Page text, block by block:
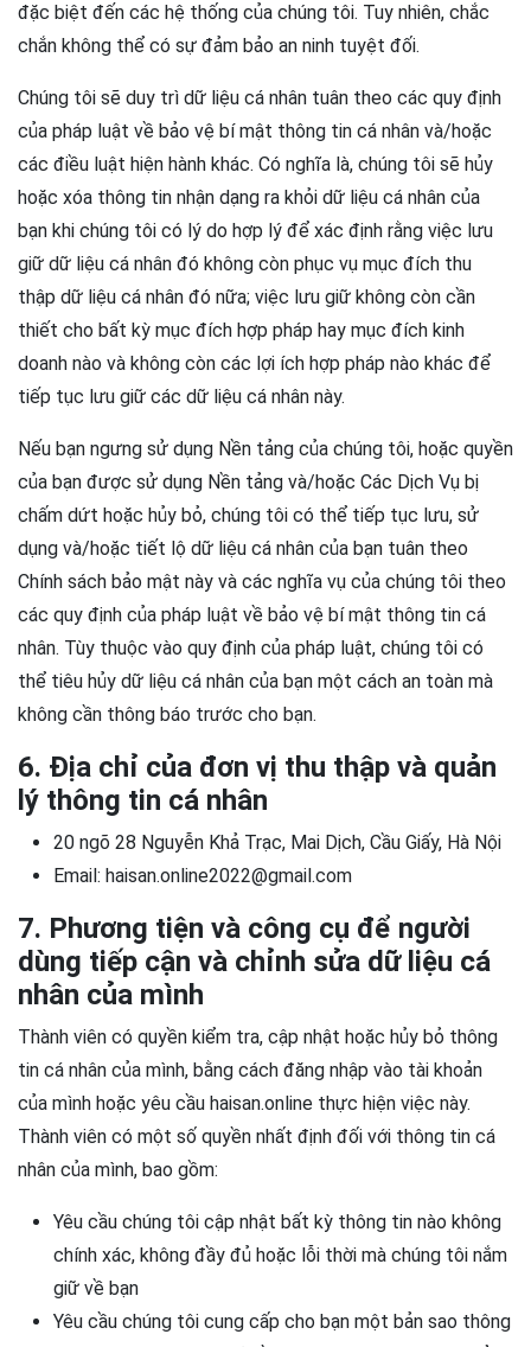
đặc biệt đến các hệ thống của chúng tôi. Tuy nhiên, chắc
chắn không thể có sự đảm bảo an ninh tuyệt đối.
Chúng tôi sẽ duy trì dữ liệu cá nhân tuân theo các quy định
của pháp luật về bảo vệ bí mật thông tin cá nhân và/hoặc
các điều luật hiện hành khác. Có nghĩa là, chúng tôi sẽ hủy
hoặc xóa thông tin nhận dạng ra khỏi dữ liệu cá nhân của
bạn khi chúng tôi có lý do hợp lý để xác định rằng việc lưu
giữ dữ liệu cá nhân đó không còn phục vụ mục đích thu
thập dữ liệu cá nhân đó nữa; việc lưu giữ không còn cần
thiết cho bất kỳ mục đích hợp pháp hay mục đích kinh
doanh nào và không còn các lợi ích hợp pháp nào khác để
tiếp tục lưu giữ các dữ liệu cá nhân này.
Nếu bạn ngưng sử dụng Nền tảng của chúng tôi, hoặc quyền
của bạn được sử dụng Nền tảng và/hoặc Các Dịch Vụ bị
chấm dứt hoặc hủy bỏ, chúng tôi có thể tiếp tục lưu, sử
dụng và/hoặc tiết lộ dữ liệu cá nhân của bạn tuân theo
Chính sách bảo mật này và các nghĩa vụ của chúng tôi theo
các quy định của pháp luật về bảo vệ bí mật thông tin cá
nhân. Tùy thuộc vào quy định của pháp luật, chúng tôi có
thể tiêu hủy dữ liệu cá nhân của bạn một cách an toàn mà
không cần thông báo trước cho bạn.
6. Địa chỉ của đơn vị thu thập và quản
lý thông tin cá nhân
20 ngõ 28 Nguyễn Khả Trạc, Mai Dịch, Cầu Giấy, Hà Nội
Email: haisan.online2022@gmail.com
7. Phương tiện và công cụ để người
dùng tiếp cận và chỉnh sửa dữ liệu cá
nhân của mình
Thành viên có quyền kiểm tra, cập nhật hoặc hủy bỏ thông
tin cá nhân của mình, bằng cách đăng nhập vào tài khoản
của mình hoặc yêu cầu haisan.online thực hiện việc này.
Thành viên có một số quyền nhất định đối với thông tin cá
nhân của mình, bao gồm:
Yêu cầu chúng tôi cập nhật bất kỳ thông tin nào không
chính xác, không đầy đủ hoặc lỗi thời mà chúng tôi nắm
giữ về bạn
Yêu cầu chúng tôi cung cấp cho bạn một bản sao thông